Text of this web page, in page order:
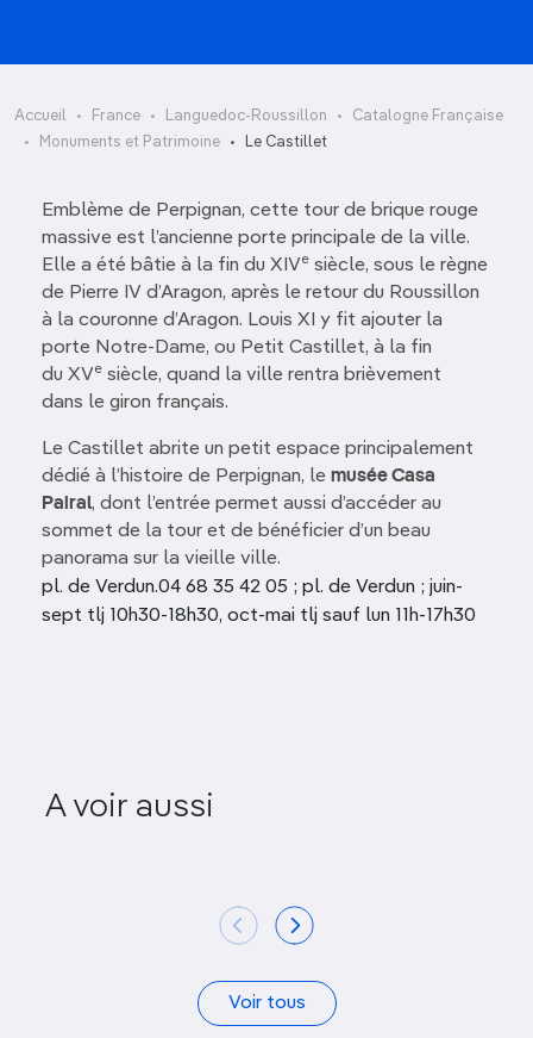
Accueil France Languedoc-Roussillon
Catalogne Française
Monuments et Patrimoine
Le Castillet
Emblème de Perpignan, cette tour de brique rouge
massive est l’ancienne porte principale de la ville.
Elle a été bâtie à la fin du XIVe siècle, sous le règne
de Pierre IV d’Aragon, après le retour du Roussillon
à la couronne d’Aragon. Louis XI y fit ajouter la
porte Notre-Dame, ou Petit Castillet, à la fin
du XVe siècle, quand la ville rentra brièvement
dans le giron français.
Le Castillet abrite un petit espace principalement
dédié à l’histoire de Perpignan, le musée Casa
Pairal, dont l’entrée permet aussi d’accéder au
sommet de la tour et de bénéficier d’un beau
panorama sur la vieille ville.
pl. de Verdun.04 68 35 42 05 ; pl. de Verdun ; juin-
sept tlj 10h30-18h30, oct-mai tlj sauf lun 11h-17h30
A voir aussi
Fort Lagarde
Voir tous